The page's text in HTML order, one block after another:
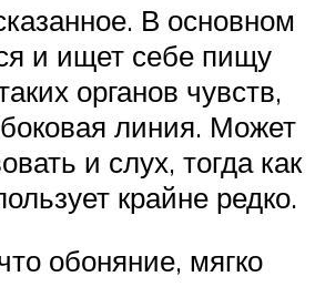
В основном
и ищет себе пищу
органов чувств,
линия. Может
и слух, тогда как
крайне редко.
обоняние, мягко